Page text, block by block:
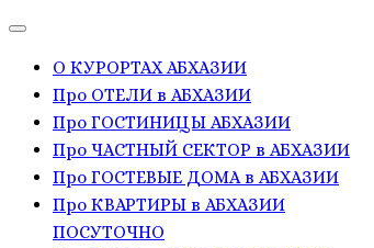
О КУРОРТАХ АБХАЗИИ
Про ОТЕЛИ в АБХАЗИИ
Про ГОСТИНИЦЫ АБХАЗИИ
Про ЧАСТНЫЙ СЕКТОР в АБХАЗИИ
Про ГОСТЕВЫЕ ДОМА в АБХАЗИИ
Про КВАРТИРЫ в АБХАЗИИ
ПОСУТОЧНО